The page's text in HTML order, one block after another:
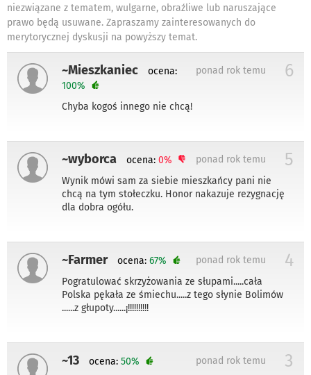
niezwiązane z tematem, wulgarne, obraźliwe lub naruszające
prawo będą usuwane. Zapraszamy zainteresowanych do
merytorycznej dyskusji na powyższy temat.
~Mieszkaniec 6
ponad rok temu
ocena:
100%
Chyba kogoś innego nie chcą!
~wyborca 5
ponad rok temu
ocena: 0%
Wynik mówi sam za siebie mieszkańcy pani nie
chcą na tym stołeczku. Honor nakazuje rezygnację
dla dobra ogółu.
~Farmer 4
ponad rok temu
ocena: 67%
Pogratulować skrzyżowania ze słupami.....cała
Polska pękała ze śmiechu.....z tego słynie Bolimów
......z głupoty......¡!!!!!!!!!!
~13 3
ponad rok temu
ocena: 50%